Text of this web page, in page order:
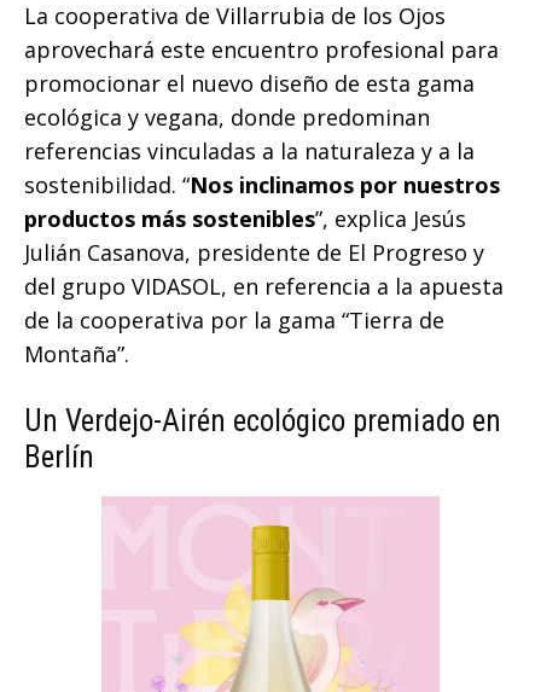
La cooperativa de Villarrubia de los Ojos
aprovechará este encuentro profesional para
promocionar el nuevo diseño de esta gama
ecológica y vegana, donde predominan
referencias vinculadas a la naturaleza y a la
sostenibilidad. “Nos inclinamos por nuestros
productos más sostenibles”, explica Jesús
Julián Casanova, presidente de El Progreso y
del grupo VIDASOL, en referencia a la apuesta
de la cooperativa por la gama “Tierra de
Montaña”.
Un Verdejo-Airén ecológico premiado en
Berlín